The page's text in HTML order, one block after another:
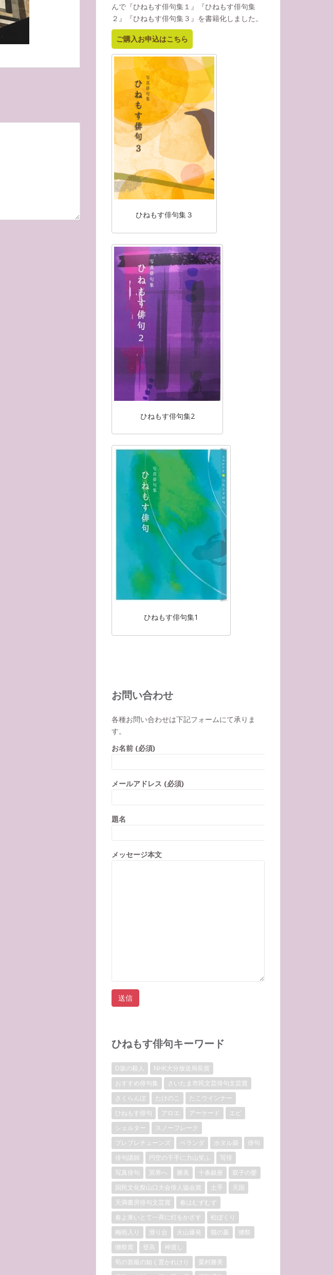
んで『ひねもす俳句集１』『ひねもす俳句集
２』『ひねもす俳句集３』を書籍化しました。
ご購入お申込はこちら
ひねもす俳句集３
ひねもす俳句集2
ひねもす俳句集1
お問い合わせ
各種お問い合わせは下記フォームにて承りま
す。
お名前 (必須)
メールアドレス (必須)
題名
メッセージ本文
ひねもす俳句キーワード
D坂の殺人
NHK大分放送局長賞
おすすめ俳句集
さいたま市民文芸俳句文芸賞
さくらんぼ
たけのこ
たこウインナー
ひねもす俳句
アロエ アーケード
エビ
シェルター
スノーフレーク
プレプレチューンズ
ベランダ ホタル袋
俳句
俳句講師
円空の千手に力山笑ふ
写俳
写真俳句
冥界へ 勝美 十条銀座
双子の嬰
国民文化祭山口大会俳人協会賞
土手
天国
天満書房俳句文芸賞
春はむずむず
春よ来いとて一斉に灯をかざす
松ぼくり
梅雨入り
滑り台 火山爆発 猫の墓
獺祭
獺祭賞
登高
神渡し
筍の首級の如く置かれけり
粟村勝美